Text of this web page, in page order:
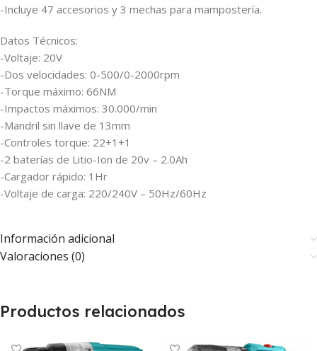
-Incluye 47 accesorios y 3 mechas para mampostería.
Datos Técnicos:
-Voltaje: 20V
-Dos velocidades: 0-500/0-2000rpm
-Torque máximo: 66NM
-Impactos máximos: 30.000/min
-Mandril sin llave de 13mm
-Controles torque: 22+1+1
-2 baterías de Litio-Ion de 20v – 2.0Ah
-Cargador rápido: 1Hr
-Voltaje de carga: 220/240V – 50Hz/60Hz
Información adicional
Valoraciones (0)
Productos relacionados